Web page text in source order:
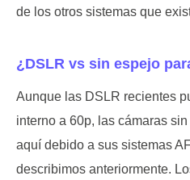
de los otros sistemas que
¿DSLR vs sin espejo
Aunque las DSLR recientes
interno a 60p, las cámaras
aquí debido a sus sistemas
describimos anteriormente.